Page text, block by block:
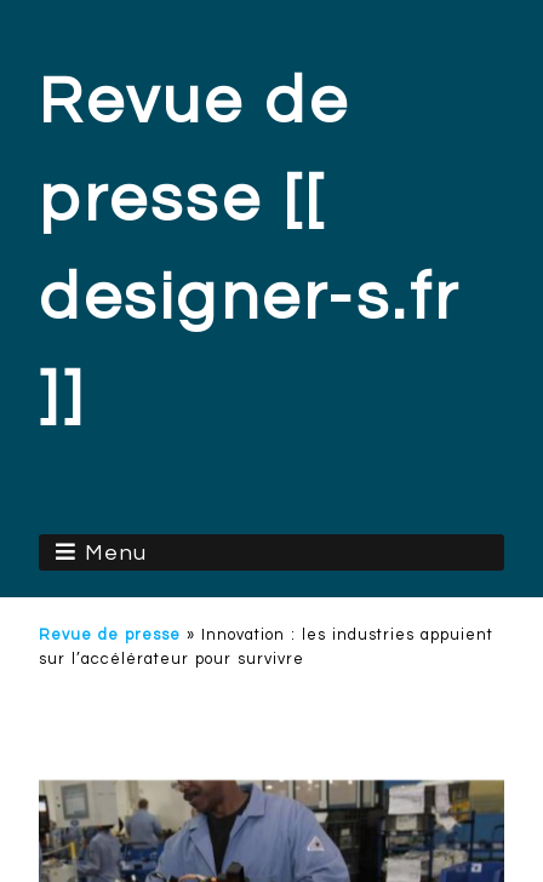
Revue de
presse [[
designer-s.fr
]]
Menu
Revue de presse »
Innovation : les industries appuient
sur l’accélérateur pour survivre